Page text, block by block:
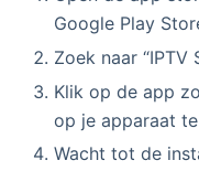
Google Play
Zoek naar
Klik op de app
op je apparaat
Wacht tot de